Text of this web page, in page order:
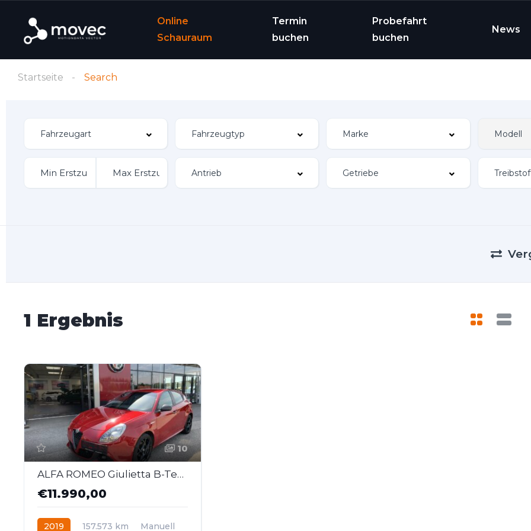
Online
Schauraum
Termin
buchen
Probefahrt
buchen
News
Startseite Search
1 Ergebnis
10
ALFA ROMEO Giulietta B-Tech 1,4 TB 120
€11.990,00
2019 157.573 km Manuell